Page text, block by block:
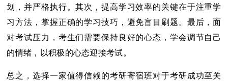
划，并严格执行。其次，提高学习效率的关键在于注重学
习方法，掌握正确的学习技巧，避免盲目刷题。最后，面
对考试压力，考生们需要保持良好的心态，学会调节自己
的情绪，以积极的心态迎接考试。
总之，选择一家值得信赖的考研寄宿班对于考研成功至关